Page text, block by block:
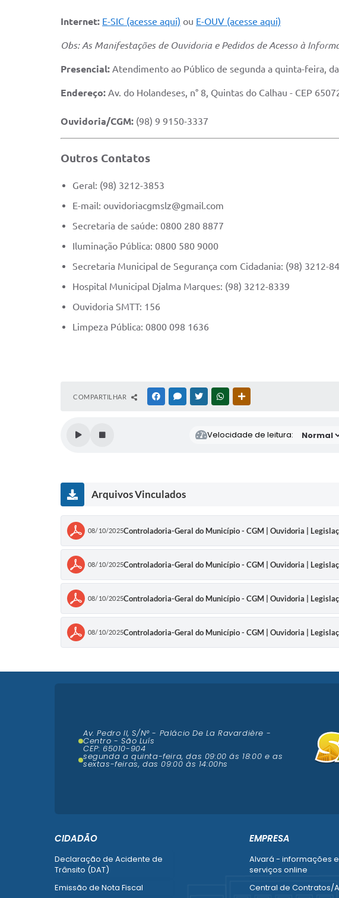
Internet: E-SIC (acesse aqui) ou E-OUV (acesse aqui)
Obs: As Manifestações de Ouvidoria e Pedidos de Acesso à
Presencial: Atendimento ao Público de segunda a quinta-feira,
Endereço: Av. do Holandeses, n° 8, Quintas do Calhau - CEP
Ouvidoria/CGM: (98) 9 9150-3337
Outros Contatos
Geral: (98) 3212-3853
E-mail: ouvidoriacgmslz@gmail.com
Secretaria de saúde: 0800 280 8877
Iluminação Pública: 0800 580 9000
Secretaria Municipal de Segurança com Cidadania: (98) 3212-
Hospital Municipal Djalma Marques: (98) 3212-8339
Ouvidoria SMTT: 156
Limpeza Pública: 0800 098 1636
COMPARTILHAR FACEBOOKMESSENGER
TWITTERWHATSAPP
Velocidade de leitura:
Arquivos Vinculados
08/10/2025Controladoria-Geral do Município - CGM | Ouvidoria |
08/10/2025Controladoria-Geral do Município - CGM | Ouvidoria |
08/10/2025Controladoria-Geral do Município - CGM | Ouvidoria |
08/10/2025Controladoria-Geral do Município - CGM | Ouvidoria |
CIDADÃO
Declaração de Acidente de
Trânsito (DAT)
Emissão de Nota Fiscal
EMPRESA
Alvará - informações e
serviços online
Central de Contratos/
Av. Pedro II, S/N° - Palácio De La Ravardière -
Centro - São Luís
CEP: 65010-904
segunda a quinta-feira, das 09:00 ás 18:00 e as
sextas-feiras, das 09:00 às 14:00hs